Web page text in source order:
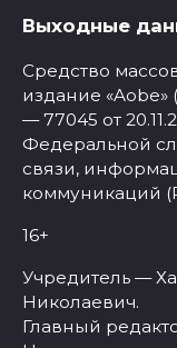
Выходные
Средство
издание
— 77045 от
Федеральной
связи,
коммуникаций
16+
Учредитель —
Николаевич.
Главный